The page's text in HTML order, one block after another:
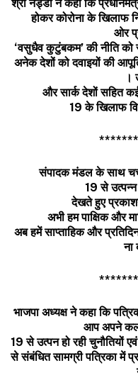
श्री नड्डा ने कहा कि
होकर कोरोना के खिलाफ
ओर
‘वसुधैव कुटुंबकम’की नीति को
अनेक देशों को दवाइयों की
।
और सार्क देशों सहित
19के खिलाफ
संपादक मंडल के साथ
19से उत्पन्न
देखते हुए
अभी हम पाक्षिक और
अब हमें साप्ताहिक और
ना
भाजपा अध्यक्ष ने कहा कि
आप अपने
19से उत्पन हो रही चुनौतियों एवं
से संबंधित सामग्री पत्रिका में